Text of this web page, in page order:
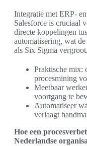
Integratie met ERP-
Salesforce is cruciaal
directe koppelingen
automatisering, wat
als Six Sigma vergroot.
Praktische mix:
procesmining
Meetbaar
voortgang te
Automatiseer
verlaagt
Hoe een
Nederlandse